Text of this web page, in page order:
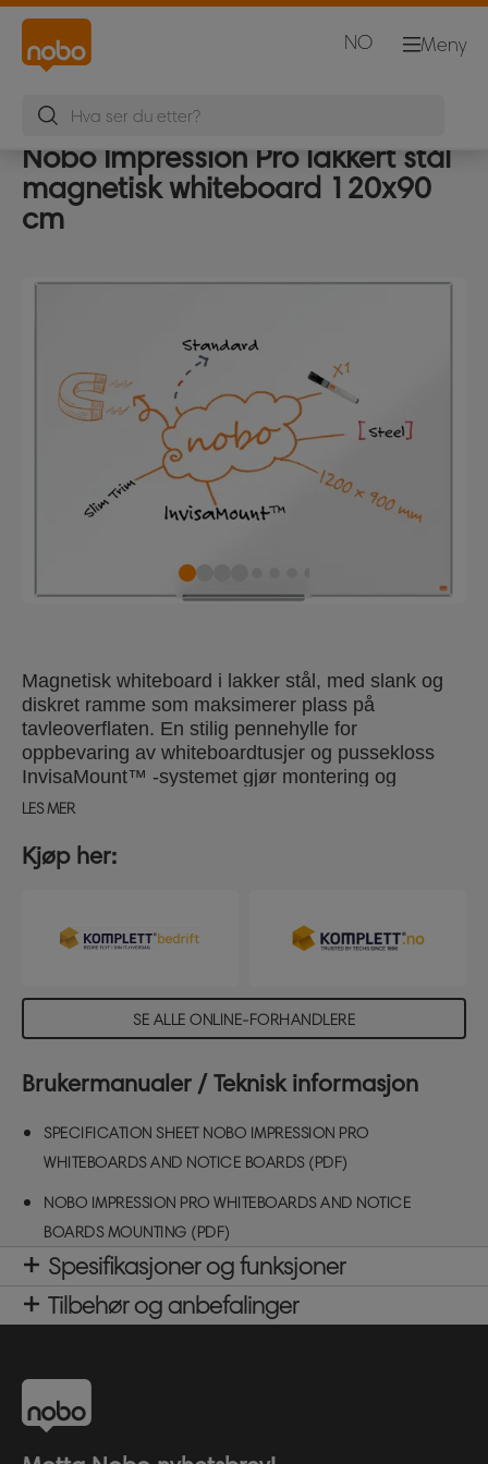
Meny
NO
Nobo Impression Pro lakkert stål
magnetisk whiteboard 120x90
cm
Magnetisk whiteboard i lakker stål, med slank og
diskret ramme som maksimerer plass på
tavleoverflaten. En stilig pennehylle for
oppbevaring av whiteboardtusjer og pussekloss
InvisaMount™ -systemet gjør montering og
opphenging enklere, og feste skjules bak tavlen.
bruk. Størrelse 120x90 cm.
LES MER
Kjøp her:
SE ALLE ONLINE-FORHANDLERE
Brukermanualer / Teknisk informasjon
SPECIFICATION SHEET NOBO IMPRESSION PRO
WHITEBOARDS AND NOTICE BOARDS (PDF)
NOBO IMPRESSION PRO WHITEBOARDS AND NOTICE
BOARDS MOUNTING (PDF)
Spesifikasjoner og funksjoner
Tilbehør og anbefalinger